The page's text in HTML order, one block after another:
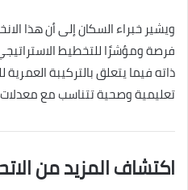
ويشير خبراء السكان إلى أن هذا
فرصة ومؤشرًا للتخطيط
ذاته فيما يتعلق بالتركيبة
تعليمية وصحية تتناسب مع معدلات
اكتشاف المزيد من